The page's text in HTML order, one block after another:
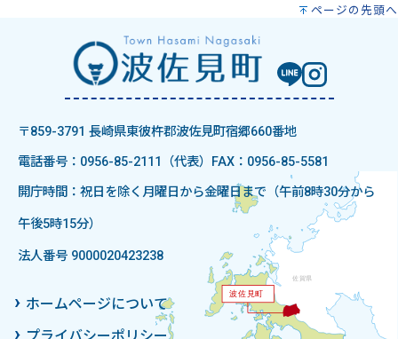
ページの先頭へ
〒859-3791 長崎県東彼杵郡波佐見町宿郷660番地
電話番号：0956-85-2111（代表）
FAX：0956-85-5581
開庁時間：祝日を除く月曜日から金曜日まで（午前8時30分から
午後5時15分）
法人番号 9000020423238
ホームページについて